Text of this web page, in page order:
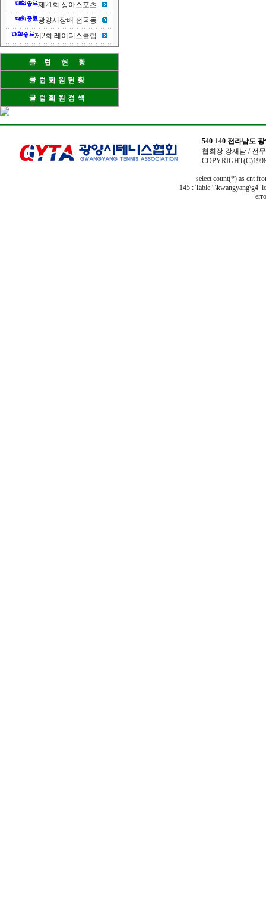
제21회 상아스포츠
광양시장배 전국동
제2회 레이디스클럽
540-140 전라남도
협회장 강재남 / 전
select count(*) as cnt
145 : Table